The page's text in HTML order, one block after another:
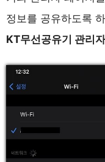
정보를 공유하도록
KT무선공유기 관리